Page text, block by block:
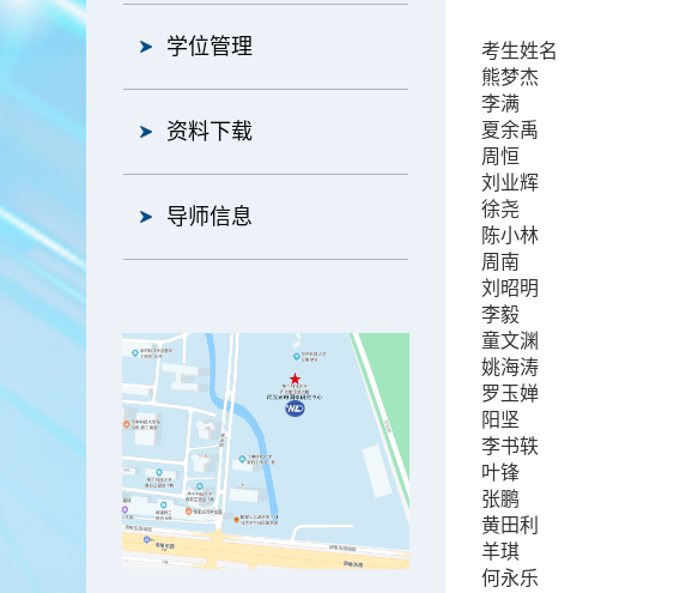
学位管理
资料下载
导师信息
考生姓名
熊梦杰
李满
夏余禹
周恒
刘业辉
徐尧
陈小林
周南
刘昭明
李毅
童文渊
姚海涛
罗玉婵
阳坚
李书轶
叶锋
张鹏
黄田利
羊琪
何永乐